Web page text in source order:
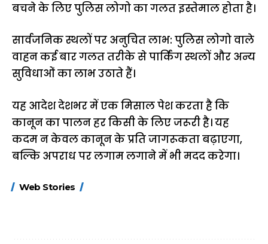
बचने के लिए पुलिस लोगो का गलत इस्तेमाल होता है।
सार्वजनिक स्थलों पर अनुचित लाभ: पुलिस लोगो वाले
वाहन कई बार गलत तरीके से पार्किंग स्थलों और अन्य
सुविधाओं का लाभ उठाते हैं।
यह आदेश देशभर में एक मिसाल पेश करता है कि
कानून का पालन हर किसी के लिए जरूरी है। यह
कदम न केवल कानून के प्रति जागरूकता बढ़ाएगा,
बल्कि अपराध पर लगाम लगाने में भी मदद करेगा।
Web Stories
FASTag के ये नए